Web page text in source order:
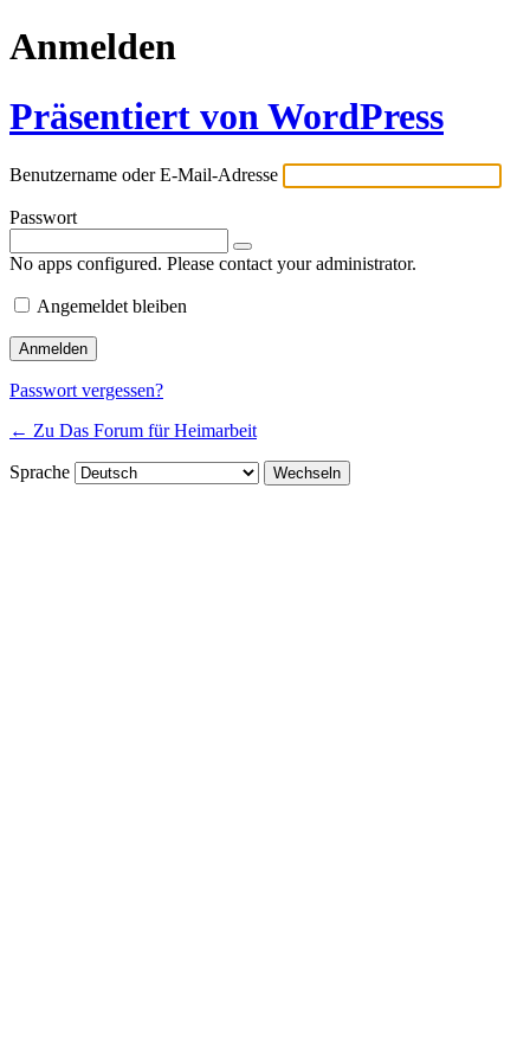
Anmelden
Präsentiert von WordPress
Benutzername oder E-Mail-Adresse
Passwort
No apps configured. Please contact your administrator.
Angemeldet bleiben
Passwort vergessen?
← Zu Das Forum für Heimarbeit
Sprache